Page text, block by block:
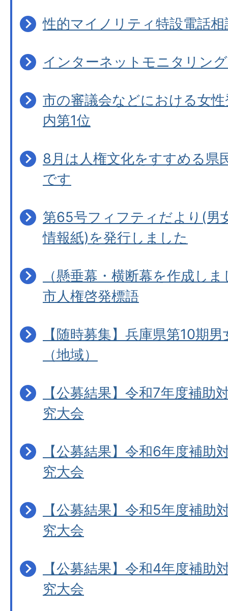
性的マイノリティ特設電話
インターネットモニタリン
市の審議会などにおける女
内第1位
8月は人権文化をすすめる県
です
第65号フィフティだより(男
情報紙)を発行しました
（懸垂幕・横断幕を作成し
市人権啓発標語
【随時募集】兵庫県第10期
（地域）
【公募結果】令和7年度補助
究大会
【公募結果】令和6年度補助
究大会
【公募結果】令和5年度補助
究大会
【公募結果】令和4年度補助
究大会